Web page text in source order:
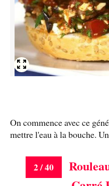
On commence avec ce
mettre l'eau à la bouche.
2 / 40